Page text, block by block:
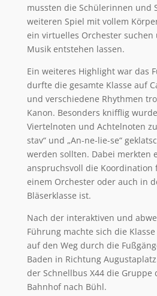
mussten die Schülerinnen und
weiteren Spiel mit vollem
ein virtuelles Orchester suchen
Musik entstehen lassen.
Ein weiteres Highlight war das
durfte die gesamte Klasse auf
und verschiedene Rhythmen
Kanon. Besonders knifflig
Viertelnoten und Achtelnoten
stav“ und „An-ne-lie-se“
werden sollten. Dabei merkten
anspruchsvoll die Koordination
einem Orchester oder auch in
Bläserklasse ist.
Nach der interaktiven und
Führung machte sich die
auf den Weg durch die
Baden in Richtung
der Schnellbus X44 die Gruppe
Bahnhof nach Bühl.